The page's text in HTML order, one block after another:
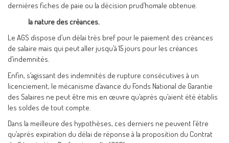
dernières fiches de paie ou la décision prud’homale obtenue.
la nature des créances.
Le AGS dispose d’un délai très bref pour le paiement des créances
de salaire mais qui peut aller jusqu’à 15 jours pour les créances
d’indemnités.
Enfin, s’agissant des indemnités de rupture consécutives à un
licenciement, le mécanisme d’avance du Fonds National de Garantie
des Salaires ne peut être mis en œuvre qu’après qu’aient été établis
les soldes de tout compte.
Dans la meilleure des hypothèses, ces derniers ne peuvent l’être
qu’après expiration du délai de réponse à la proposition du Contrat